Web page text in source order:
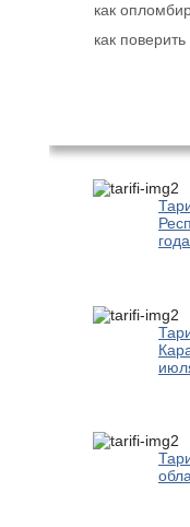
как
как поверить
года